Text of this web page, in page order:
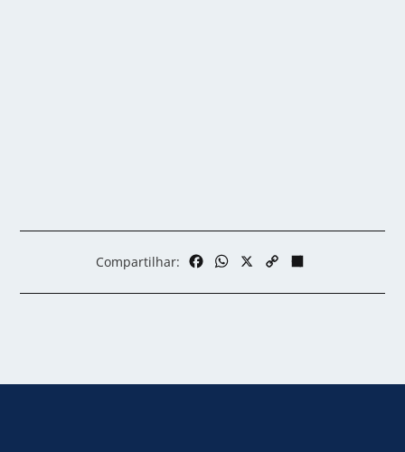
Compartilhar: Facebook
WhatsApp
Copy